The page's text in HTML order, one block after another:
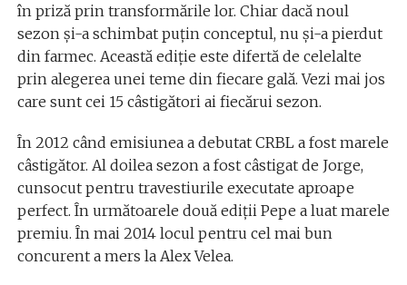
în priză prin transformările lor. Chiar dacă noul
sezon și-a schimbat puțin conceptul, nu și-a pierdut
din farmec. Această ediție este difertă de celelalte
prin alegerea unei teme din fiecare gală. Vezi mai jos
care sunt cei 15 câstigători ai fiecărui sezon.
În 2012 când emisiunea a debutat CRBL a fost marele
câstigător. Al doilea sezon a fost câstigat de Jorge,
cunsocut pentru travestiurile executate aproape
perfect. În următoarele două ediții Pepe a luat marele
premiu. În mai 2014 locul pentru cel mai bun
concurent a mers la Alex Velea.